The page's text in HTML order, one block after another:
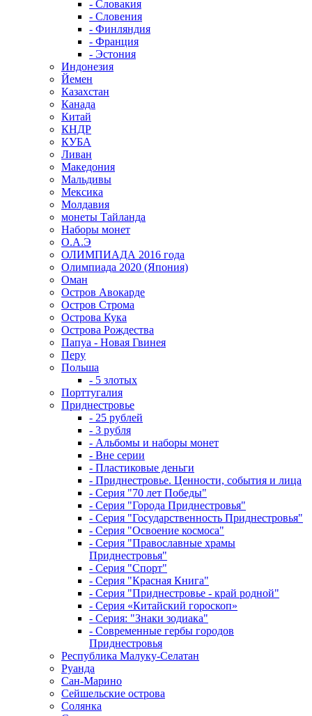
- Словакия
- Словения
- Финляндия
- Франция
- Эстония
Индонезия
Йемен
Казахстан
Канада
Китай
КНДР
КУБА
Ливан
Македония
Мальдивы
Мексика
Молдавия
монеты Тайланда
Наборы монет
О.А.Э
ОЛИМПИАДА 2016 года
Олимпиада 2020 (Япония)
Оман
Остров Авокарде
Остров Строма
Острова Кука
Острова Рождества
Папуа - Новая Гвинея
Перу
Польша
- 5 злотых
Порттугалия
Приднестровье
- 25 рублей
- 3 рубля
- Альбомы и наборы монет
- Вне серии
- Пластиковые деньги
- Приднестровье. Ценности, события и лица
- Серия "70 лет Победы"
- Серия "Города Приднестровья"
- Серия "Государственность Приднестровья"
- Серия "Освоение космоса"
- Серия "Православные храмы
Приднестровья"
- Серия "Спорт"
- Серия "Красная Книга"
- Серия "Приднестровье - край родной"
- Серия «Китайский гороскоп»
- Серия: "Знаки зодиака"
- Современные гербы городов
Приднестровья
Республика Малуку-Селатан
Руанда
Сан-Марино
Сейшельские острова
Солянка